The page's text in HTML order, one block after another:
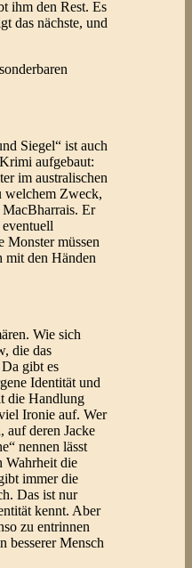
ihm den Rest. Es
das nächste, und
Siegel“ ist auch
aufgebaut:
im australischen
welchem Zweck,
Er
Monster müssen
mit den Händen
Wie sich
die das
gibt es
Identität und
die Handlung
Ironie auf. Wer
auf deren Jacke
nennen lässt
Wahrheit die
immer die
Das ist nur
kennt. Aber
zu entrinnen
besserer Mensch